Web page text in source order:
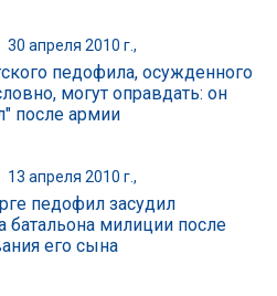
30 апреля 2010 г.,
педофила, осужденного
могут оправдать: он
после армии
13 апреля 2010 г.,
педофил засудил
батальона милиции после
его сына